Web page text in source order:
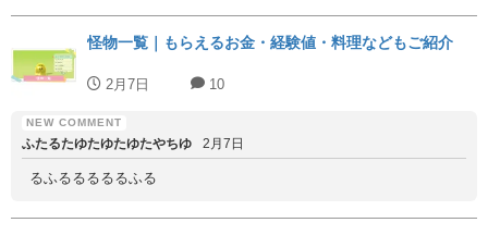
怪物一覧｜もらえるお金・経験値・料理などもご紹介
2月7日 10
ふたるたゆたゆたゆたやちゆ 2月7日
るふるるるるるふる